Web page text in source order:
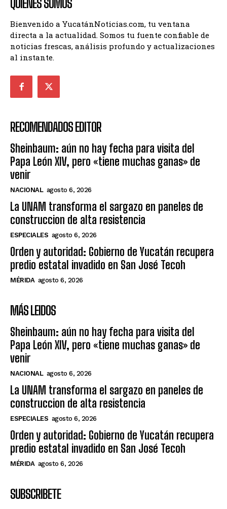
QUIENES SOMOS
Bienvenido a YucatánNoticias.com, tu ventana
directa a la actualidad. Somos tu fuente confiable de
noticias frescas, análisis profundo y actualizaciones
al instante.
RECOMENDADOS EDITOR
Sheinbaum: aún no hay fecha para visita del
Papa León XIV, pero «tiene muchas ganas» de
venir
NACIONAL agosto 6, 2026
La UNAM transforma el sargazo en paneles de
construccion de alta resistencia
ESPECIALES agosto 6, 2026
Orden y autoridad: Gobierno de Yucatán recupera
predio estatal invadido en San José Tecoh
MÉRIDA agosto 6, 2026
MÁS LEIDOS
Sheinbaum: aún no hay fecha para visita del
Papa León XIV, pero «tiene muchas ganas» de
venir
NACIONAL agosto 6, 2026
La UNAM transforma el sargazo en paneles de
construccion de alta resistencia
ESPECIALES agosto 6, 2026
Orden y autoridad: Gobierno de Yucatán recupera
predio estatal invadido en San José Tecoh
MÉRIDA agosto 6, 2026
SUBSCRIBETE